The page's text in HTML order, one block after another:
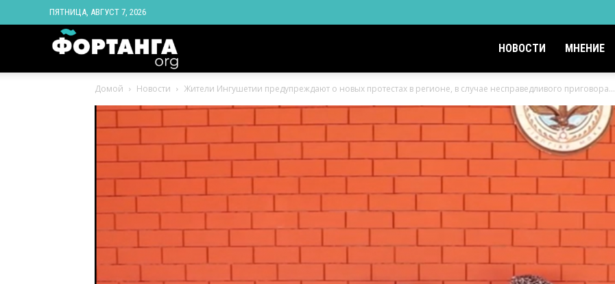
ПЯТНИЦА, АВГУСТ 7, 2026
Ингушетии
Фортанга
орг
НОВОСТИ МНЕНИЕ
Домой Новости Жители Ингушетии предупреждают о новых протестах в регионе, в случае несправедливого приговора...